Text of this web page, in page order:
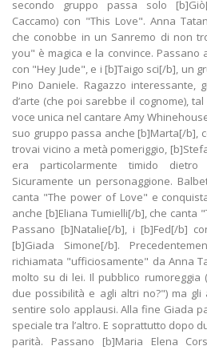
secondo gruppo passa solo
Caccamo) con "This Love". Anna
che conobbe in un Sanremo di non
you" è magica e la convince. Passano
con "Hey Jude", e i [b]Taigo sci[/b], un
Pino Daniele. Ragazzo interessante,
d’arte (che poi sarebbe il cognome),
voce unica nel cantare Amy
suo gruppo passa anche [b]Marta[/b],
trovai vicino a metà pomeriggio,
era particolarmente timido
Sicuramente un personaggione.
canta "The power of Love" e
anche [b]Eliana Tumielli[/b], che canta
Passano [b]Natalie[/b], i [b]Fed[/b]
[b]Giada Simone[/b].
richiamata "ufficiosamente" da Anna
molto su di lei. Il pubblico
due possibilità e agli altri no?") ma
sentire solo applausi. Alla fine Giada
speciale tra l’altro. E soprattutto dopo
parità. Passano [b]Maria Elena